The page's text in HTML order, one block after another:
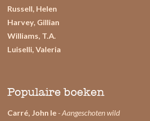
Russell, Helen
Harvey, Gillian
Williams, T.A.
Luiselli, Valeria
Populaire boeken
Carré, John le - Aangeschoten wild